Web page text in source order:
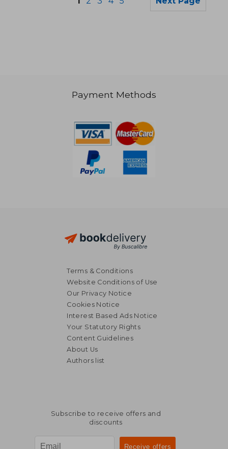
€ 36,22
Payment Methods
Terms & Conditions
Website Conditions of Use
Our Privacy Notice
Cookies Notice
Interest Based Ads Notice
Your Statutory Rights
Content Guidelines
About Us
Authors list
Subscribe to receive offers and
discounts